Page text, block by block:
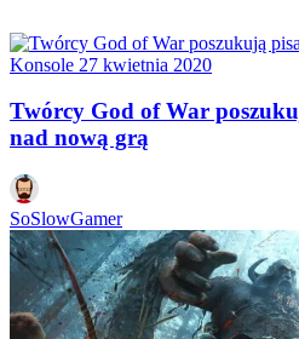
Konsole 27 kwietnia 2020
Twórcy God of War
nad nową grą
SoSlowGamer